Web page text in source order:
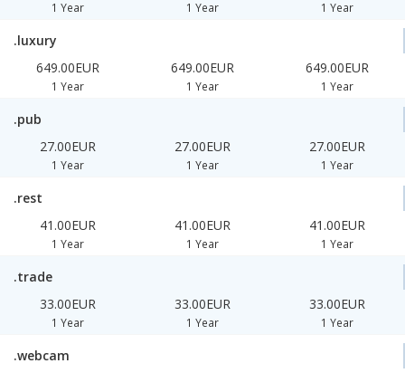
1 Year 1 Year 1 Year
.luxury
649.00EUR
1 Year
649.00EUR
1 Year
649.00EUR
1 Year
.pub
27.00EUR
1 Year
27.00EUR
1 Year
27.00EUR
1 Year
.rest
41.00EUR
1 Year
41.00EUR
1 Year
41.00EUR
1 Year
.trade
33.00EUR
1 Year
33.00EUR
1 Year
33.00EUR
1 Year
.webcam